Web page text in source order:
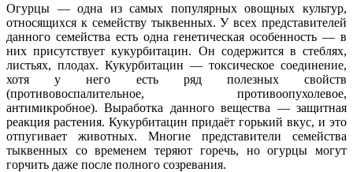
Огурцы — одна из самых популярных овощных культур,
относящихся к семейству тыквенных. У всех представителей
данного семейства есть одна генетическая особенность — в
них присутствует кукурбитацин. Он содержится в стеблях,
листьях, плодах. Кукурбитацин — токсическое соединение,
хотя у него есть ряд полезных свойств
(противовоспалительное, противоопухолевое,
антимикробное). Выработка данного вещества — защитная
реакция растения. Кукурбитацин придаёт горький вкус, и это
отпугивает животных. Многие представители семейства
тыквенных со временем теряют горечь, но огурцы могут
горчить даже после полного созревания.